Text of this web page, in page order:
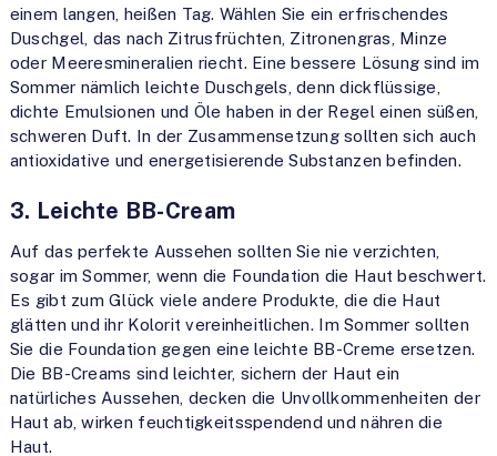
einem langen, heißen Tag. Wählen Sie ein erfrischendes
Duschgel, das nach Zitrusfrüchten, Zitronengras, Minze
oder Meeresmineralien riecht. Eine bessere Lösung sind im
Sommer nämlich leichte Duschgels, denn dickflüssige,
dichte Emulsionen und Öle haben in der Regel einen süßen,
schweren Duft. In der Zusammensetzung sollten sich auch
antioxidative und energetisierende Substanzen befinden.
3. Leichte BB-Cream
Auf das perfekte Aussehen sollten Sie nie verzichten,
sogar im Sommer, wenn die Foundation die Haut beschwert.
Es gibt zum Glück viele andere Produkte, die die Haut
glätten und ihr Kolorit vereinheitlichen. Im Sommer sollten
Sie die Foundation gegen eine leichte BB-Creme ersetzen.
Die BB-Creams sind leichter, sichern der Haut ein
natürliches Aussehen, decken die Unvollkommenheiten der
Haut ab, wirken feuchtigkeitsspendend und nähren die
Haut.